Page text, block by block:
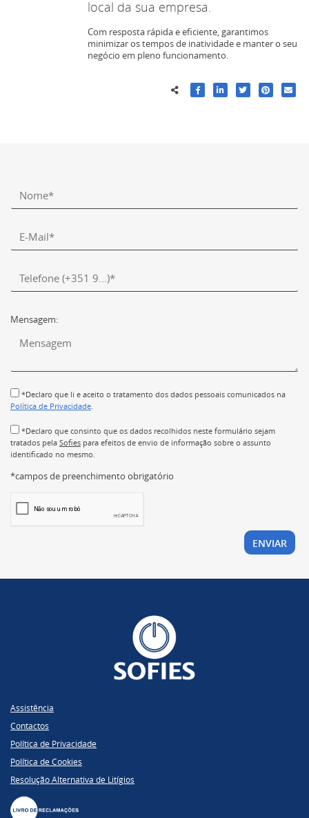
local da sua empresa.
Com resposta rápida e eficiente, garantimos
minimizar os tempos de inatividade e manter o seu
negócio em pleno funcionamento.
Mensagem:
*Declaro que li e aceito o tratamento dos dados pessoais comunicados na
Política de Privacidade.
*Declaro que consinto que os dados recolhidos neste formulário sejam
tratados pela Sofies para efeitos de envio de informação sobre o assunto
identificado no mesmo.
*campos de preenchimento obrigatório
Assistência
Contactos
Política de Privacidade
Política de Cookies
Resolução Alternativa de Litígios